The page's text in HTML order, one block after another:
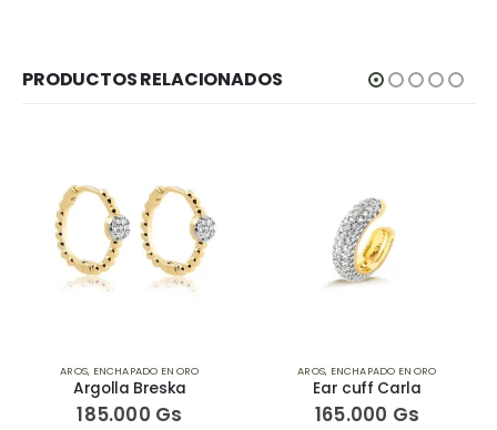
PRODUCTOS RELACIONADOS
AROS, ENCHAPADO EN ORO
Argolla Breska
185.000 Gs
AROS, ENCHAPADO EN ORO
Ear cuff Carla
165.000 Gs